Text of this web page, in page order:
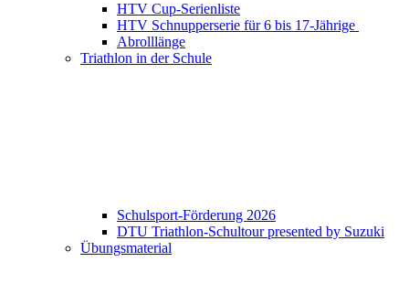
HTV Cup-Serienliste
HTV Schnupperserie für 6 bis 17-Jährige
Abrolllänge
Triathlon in der Schule
Schulsport-Förderung 2026
DTU Triathlon-Schultour presented by Suzuki
Übungsmaterial